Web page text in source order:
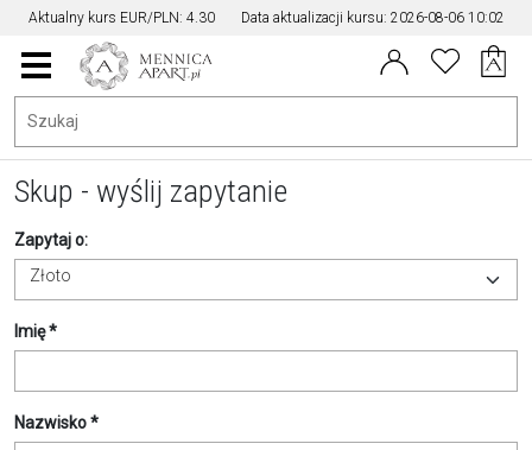
Aktualny kurs EUR/PLN: 4.30 Data aktualizacji kursu: 2026-08-06 10:02
Menu
główne
Skup - wyślij zapytanie
Zapytaj o:
Złoto
Imię *
Nazwisko *